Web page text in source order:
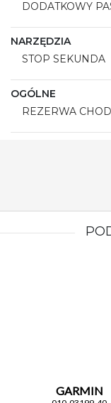
DODATKOWY
NARZĘDZIA
STOP SEKUNDA
OGÓLNE
REZERWA
GARMIN